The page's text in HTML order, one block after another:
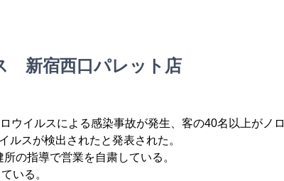
新宿西口パレット店
イルスによる感染事故が発生、客の40名以上がノロ
ルスが検出されたと発表された。
の指導で営業を自粛している。
いる。